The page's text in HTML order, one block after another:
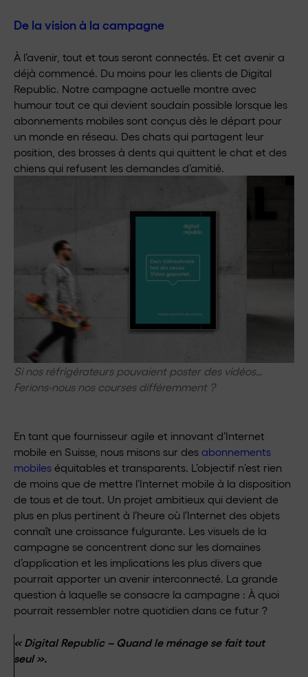
De la vision à la campagne
À l’avenir, tout et tous seront connectés. Et cet avenir a
déjà commencé. Du moins pour les clients de Digital
Republic. Notre campagne actuelle montre avec
humour tout ce qui devient soudain possible lorsque les
abonnements mobiles sont conçus dès le départ pour
un monde en réseau. Des chats qui partagent leur
position, des brosses à dents qui quittent le chat et des
chiens qui refusent les demandes d’amitié.
Si nos réfrigérateurs pouvaient poster des vidéos…
Ferions-nous nos courses différemment ?
En tant que fournisseur agile et innovant d’Internet
mobile en Suisse, nous misons sur des abonnements
mobiles équitables et transparents. L’objectif n’est rien
de moins que de mettre l’Internet mobile à la disposition
de tous et de tout. Un projet ambitieux qui devient de
plus en plus pertinent à l’heure où l’Internet des objets
connaît une croissance fulgurante. Les visuels de la
campagne se concentrent donc sur les domaines
d’application et les implications les plus divers que
pourrait apporter un avenir interconnecté. La grande
question à laquelle se consacre la campagne : À quoi
pourrait ressembler notre quotidien dans ce futur ?
« Digital Republic – Quand le ménage se fait tout
seul ».